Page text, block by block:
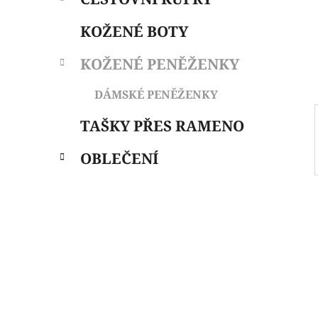
p
KOŽENÉ BOTY
KOŽENÉ PENĚŽENKY
DÁMSKÉ PENĚŽENKY
TAŠKY PŘES RAMENO
OBLEČENÍ